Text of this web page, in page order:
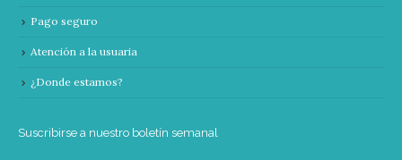
Pago seguro
Atención a la usuaria
¿Donde estamos?
Suscribirse a nuestro boletín semanal